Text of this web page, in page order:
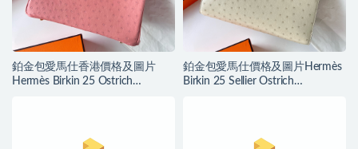
鉑金包愛馬仕香港價格及圖片
Hermès Birkin 25 Ostrich
鉑金包愛馬仕價格及圖片Hermès
Birkin 25 Sellier Ostrich